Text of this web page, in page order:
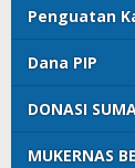
Penguatan
Dana PIP
DONASI
MUKERNAS